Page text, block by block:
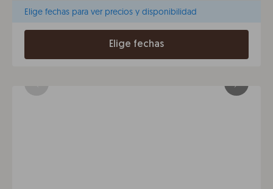
Elige fechas para ver precios y disponibilidad
Elige fechas